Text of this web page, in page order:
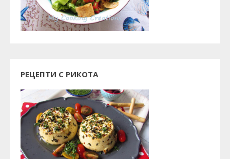
РЕЦЕПТИ С РИКОТА